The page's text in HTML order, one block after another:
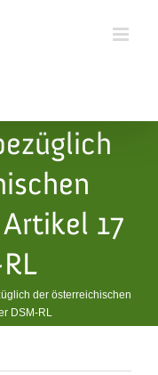
17
der österreichischen
DSM-RL